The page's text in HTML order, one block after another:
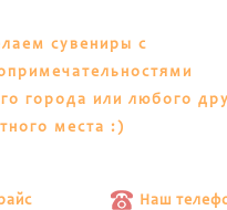
сувениры с
города или любого
места :)
Наш